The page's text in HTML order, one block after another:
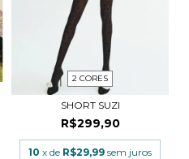
2 CORES
SHORT SUZI
R$299,90
10 x de R$29,99 sem juros